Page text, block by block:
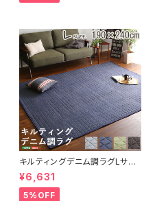
キルティングデニム調ラグLサイ
ズ(190x240cm)オールシーズ
ン、滑り止め付き、手洗い対応【D
erid-デリッド-】 DRG-L
¥6,631
5%OFF